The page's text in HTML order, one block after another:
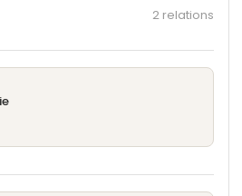
2 relations